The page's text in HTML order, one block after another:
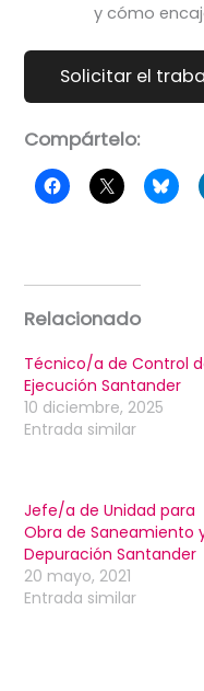
y cómo
Compártelo:
Relacionado
Técnico/a de Control
Ejecución Santander
10 diciembre, 2025
Entrada similar
Jefe/a de Unidad para
Obra de Saneamiento
Depuración Santander
20 mayo, 2021
Entrada similar